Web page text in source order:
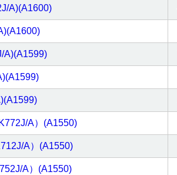
A)(A1600)
A)(A1599)
A）(A1550)
A）(A1550)
A）(A1550)